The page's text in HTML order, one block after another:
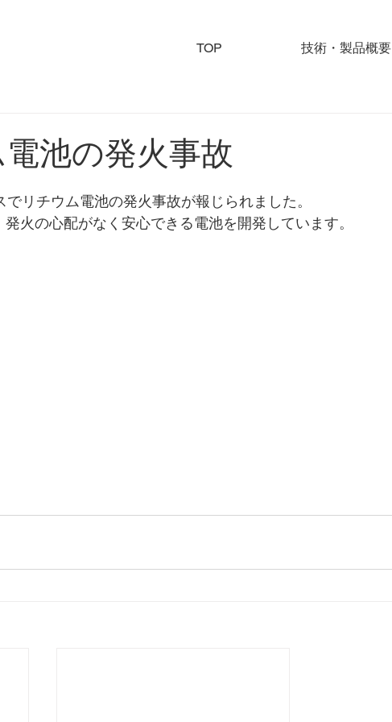
TOP 技術・製品概要
池の発火事故
でリチウム電池の発火事故が報じられました。
火の心配がなく安心できる電池を開発しています。